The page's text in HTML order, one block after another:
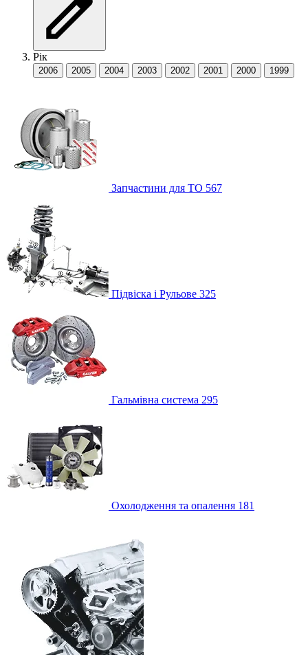
Рік
2006 2005 2004 2003 2002 2001 2000 1999
Запчастини для ТО 567
Підвіска і Рульове 325
Гальмівна система 295
Охолодження та опалення 181